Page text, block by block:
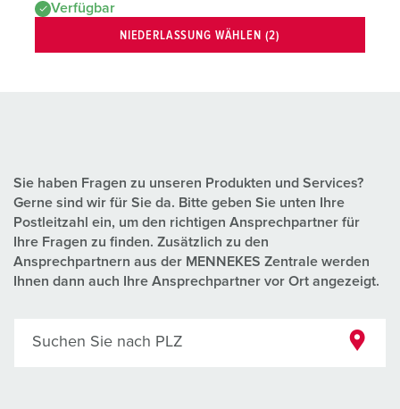
Verfügbar
NIEDERLASSUNG WÄHLEN (2)
Sie haben Fragen zu unseren Produkten und Services?
Gerne sind wir für Sie da. Bitte geben Sie unten Ihre
Postleitzahl ein, um den richtigen Ansprechpartner für
Ihre Fragen zu finden. Zusätzlich zu den
Ansprechpartnern aus der MENNEKES Zentrale werden
Ihnen dann auch Ihre Ansprechpartner vor Ort angezeigt.
Suchen Sie nach PLZ